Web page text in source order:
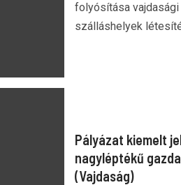
folyósítása
szálláshelyek
Pályázat kiemelt
nagyléptékű
(Vajdaság)